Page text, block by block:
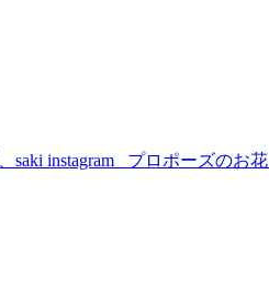
、saki instagram プロポーズの